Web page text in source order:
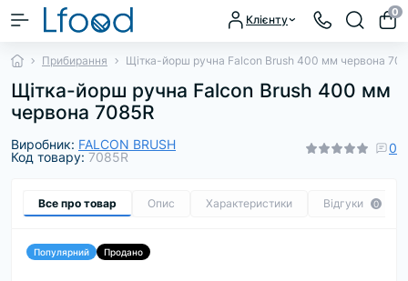
Клієнту
0
Прибирання Щітка-йорш ручна Falcon Brush 400 мм червона
Щітка-йорш ручна Falcon Brush 400 мм
червона 7085R
Виробник: FALCON BRUSH
Код товару: 7085R
0
Все про товар Опис Характеристики Відгуки 0
Популярний Продано